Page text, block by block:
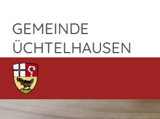
GEMEINDE
ÜCHTELHAUSEN